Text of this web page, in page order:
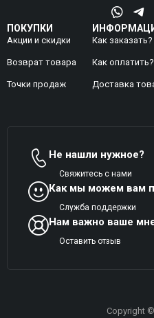
ПОКУПКИ
Акции и скидки
Возврат товара
Точки продаж
Как заказать?
Как оплатить?
Доставка
Не нашли нужное?
Свяжитесь с нами
Как мы можем вам
Служба поддержки
Нам важно ваше
Оставить отзыв
Copyright